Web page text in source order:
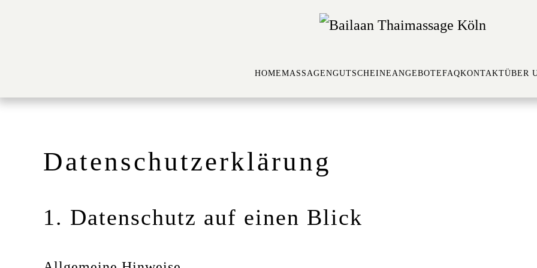
HOMEMASSAGENGUTSCHEINEANGEBOTEFAQKONTAKTÜBER
Datenschutz­erklärung
1. Datenschutz auf einen Blick